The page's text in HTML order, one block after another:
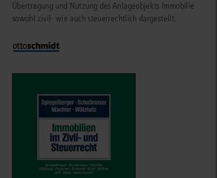
Übertragung und Nutzung des Anlageobjekts Immobilie
sowohl zivil- wie auch steuerrechtlich dargestellt.